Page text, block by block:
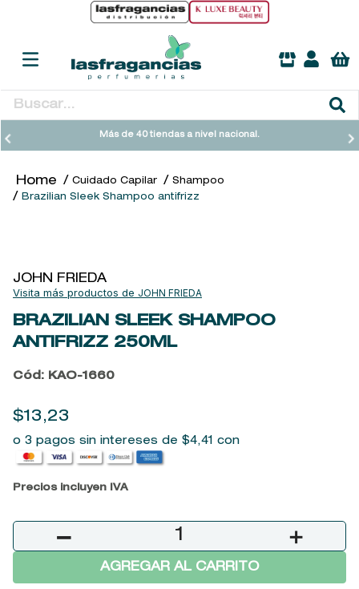
Buscar...
Más de 40 tiendas a nivel nacional.
Cuidado Capilar
Shampoo
Brazilian Sleek Shampoo antifrizz
JOHN FRIEDA
JOHN FRIEDA
BRAZILIAN SLEEK SHAMPOO
ANTIFRIZZ 250ML
Cód: KAO-1660
$13,23
o 3 pagos sin intereses de $4,41 con
Precios incluyen IVA
＋
－
AGREGAR AL CARRITO
TÉRMINOS MÁS BUSCADOS
2 .
sol ipanema
5.
ysl
6.
woods of windsor
7.
kool beauty serum
10. john frieda